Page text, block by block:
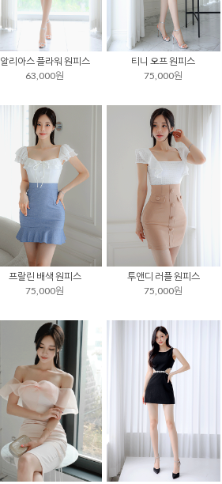
알리아스 플라워 원피스
63,000원
티니 오프 원피스
75,000원
프랄린 배색 원피스
75,000원
투앤디 러플 원피스
75,000원